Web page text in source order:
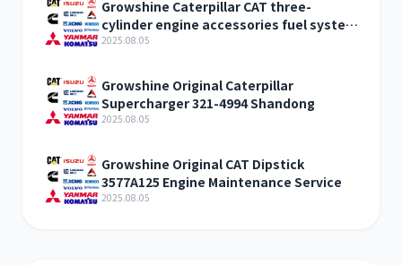
Growshine Caterpillar CAT three-
cylinder engine accessories fuel system
inquiry
2025.08.05
Growshine Original Caterpillar
Supercharger 321-4994 Shandong
2025.08.05
Growshine Original CAT Dipstick
3577A125 Engine Maintenance Service
2025.08.05